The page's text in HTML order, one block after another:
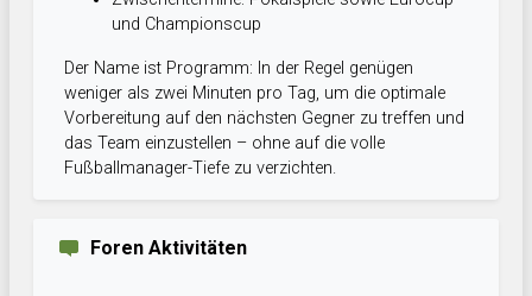
und Championscup
Der Name ist Programm: In der Regel genügen
weniger als zwei Minuten pro Tag, um die optimale
Vorbereitung auf den nächsten Gegner zu treffen und
das Team einzustellen – ohne auf die volle
Fußballmanager-Tiefe zu verzichten.
Foren Aktivitäten